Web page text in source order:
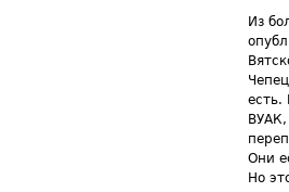
Из
есть.
Они
Но